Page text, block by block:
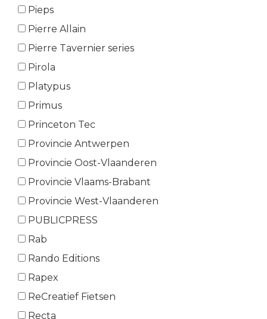
Pieps
Pierre Allain
Pierre Tavernier series
Pirola
Platypus
Primus
Princeton Tec
Provincie Antwerpen
Provincie Oost-Vlaanderen
Provincie Vlaams-Brabant
Provincie West-Vlaanderen
PUBLICPRESS
Rab
Rando Editions
Rapex
ReCreatief Fietsen
Recta